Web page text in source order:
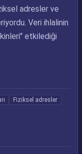
adresler ve
Veri ihlalinin
etkilediği
Fiziksel adresler